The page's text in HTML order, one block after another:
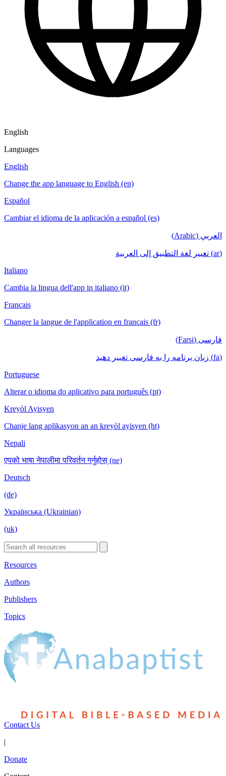
English
Languages
English
Change the app language to English (en)
Español
Cambiar el idioma de la aplicación a español (es)
العربي (Arabic)
(ar) تغيير لغة التطبيق إلى العربية
Italiano
Cambia la lingua dell'app in italiano (it)
Français
Changer la langue de l'application en français (fr)
فارسی (Farsi)
(fa) زبان برنامه را به فارسی تغییر دهید
Portuguese
Alterar o idioma do aplicativo para português (pt)
Kreyòl Ayisyen
Chanje lang aplikasyon an an kreyòl ayisyen (ht)
Nepali
एपको भाषा नेपालीमा परिवर्तन गर्नुहोस् (ne)
Deutsch
(de)
Українська (Ukrainian)
(uk)
Resources
Authors
Publishers
Topics
Contact Us
|
Donate